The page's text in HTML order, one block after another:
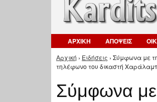
ΑΡΧΙΚΗ ΑΠΟΨΕΙΣ
Είστε εδώ
Αρχική › Ειδήσεις › Σύμφωνα με
τηλέφωνο του δικαστή
Σύμφωνα